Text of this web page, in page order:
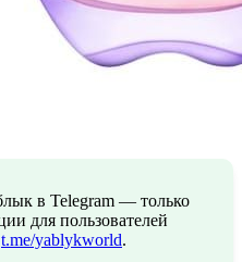
в Telegram — только
для пользователей
t.me/yablykworld.